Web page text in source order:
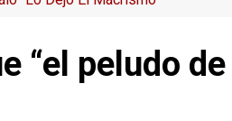
“el peludo